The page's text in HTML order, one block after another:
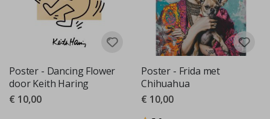
Poster - Dancing Flower
door Keith Haring
€ 10,00
Poster - Frida met
Chihuahua
€ 10,00